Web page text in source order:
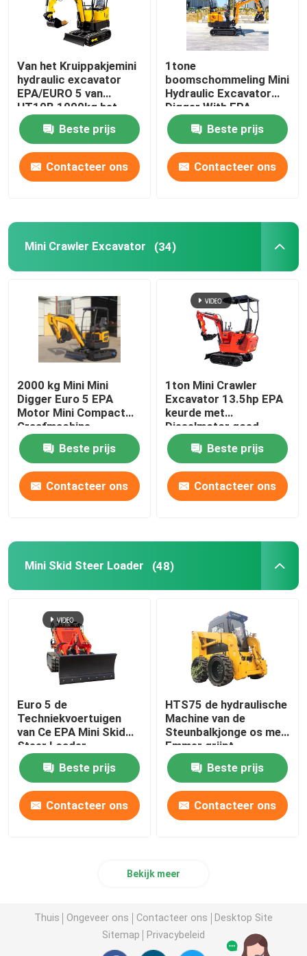
Van het Kruippakjemini
hydraulic excavator
EPA/EURO 5 van
HT10B 1000kg het
Huisgebruik
Beste prijs
Contacteer ons
1tone
boomschommeling Mini
Hydraulic Excavator
Digger With EPA
HT10G
Beste prijs
Contacteer ons
Mini Crawler Excavator (34)
2000 kg Mini Mini
Digger Euro 5 EPA
Motor Mini Compact
Graafmachine
Beste prijs
Contacteer ons
1ton Mini Crawler
Excavator 13.5hp EPA
keurde met
Dieselmotor goed
Beste prijs
Contacteer ons
Mini Skid Steer Loader (48)
Euro 5 de
Techniekvoertuigen
van Ce EPA Mini Skid
Steer Loader
Multifunctional
Beste prijs
Contacteer ons
HTS75 de hydraulische
Machine van de
Steunbalkjonge os met
Emmer grijpt
Gehechtheid vast
Beste prijs
Contacteer ons
Bekijk meer
Thuis Ongeveer ons Contacteer ons
Desktop Site
Sitemap
Privacybeleid